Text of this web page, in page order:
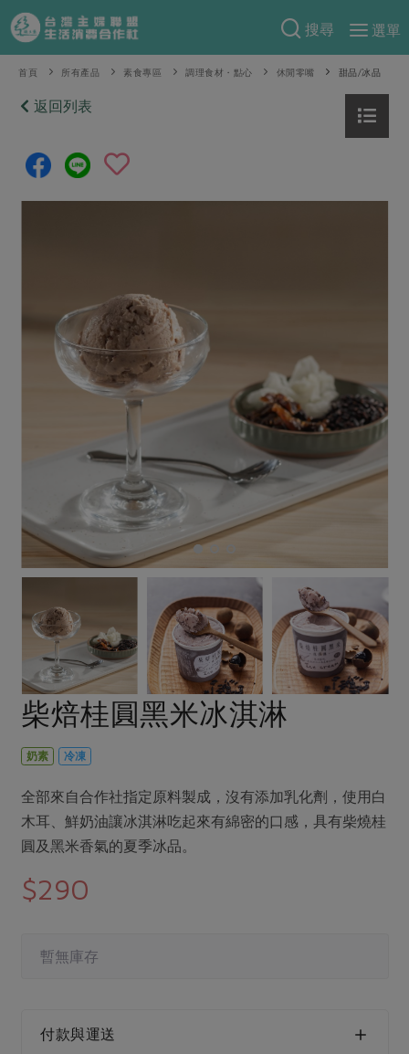
搜尋
選單
產品分類
當季蔬果
芽苗類
辛香料類
豆製品 米麵雜糧
肉品・水產
調理食材・點心
調味醬料/南北貨 烘焙
休閒零嘴 沖泡飲品
居家好物
美妝保養 個人清潔
家庭清潔 織品
日用品
優惠專區
食譜料理
食材
常備菜
醬料
湯品．鍋物
漬物
涼拌沙拉
主題食譜
養身食補
節慶大餐
高麗菜海鮮煎餅
特別企畫
預購活動
2026年端午節預購圓滿結束
更多預購活動
合作25-精選產品第四彈
合作25-精選產品第三彈
更多當季產品
主婦聯盟X樂齡網特約優惠案
30%rPET紅烏龍茶
2024農業發展計畫年度報告
更多議題活動
把最好的台灣味帶回家！
綠主張
社內大小事 合作聯合國
產品故事 生活提案
樂齡生活 親子食育
非基改運動 支持本土農糧
廢核運動 能源議題
減塑減廢
公益金 食農教育
更多議題
生活者e週報
綠主張月刊
典藏閱覽室
關於我們
合作社組織
檢驗報告
硝酸鹽檢驗
社員權益
合作社法規
社務專區
選舉專區
最新消息
媒體報導
下載專區
社務會議
首頁 所有產品 素食專區 調理食材・點心 休閒零嘴 甜品/冰品
返回列表
柴焙桂圓黑米冰淇淋
奶素 冷凍
全部來自合作社指定原料製成，沒有添加乳化劑，使用白
木耳、鮮奶油讓冰淇淋吃起來有綿密的口感，具有柴燒桂
圓及黑米香氣的夏季冰品。
$290
暫無庫存
付款與運送